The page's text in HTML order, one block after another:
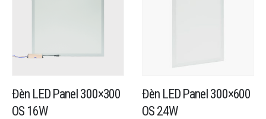
Đèn LED Panel 300×300
OS 16W
Đèn LED Panel 300×600
OS 24W